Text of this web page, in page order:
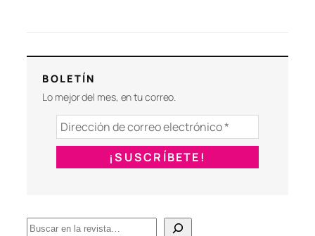
BOLETÍN
Lo mejor del mes, en tu correo.
B